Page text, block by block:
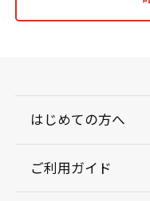
はじめての方へ
ご利用ガイド